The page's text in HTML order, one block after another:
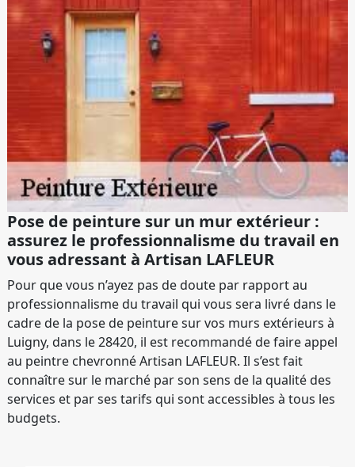
Pose de peinture sur un mur extérieur :
assurez le professionnalisme du travail en
vous adressant à Artisan LAFLEUR
Pour que vous n’ayez pas de doute par rapport au
professionnalisme du travail qui vous sera livré dans le
cadre de la pose de peinture sur vos murs extérieurs à
Luigny, dans le 28420, il est recommandé de faire appel
au peintre chevronné Artisan LAFLEUR. Il s’est fait
connaître sur le marché par son sens de la qualité des
services et par ses tarifs qui sont accessibles à tous les
budgets.